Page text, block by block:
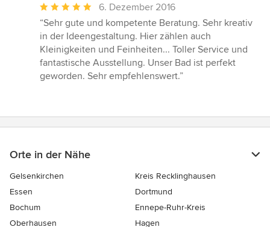
Durchschnittliche
Bewertung:
5
von
5
Sternen
6. Dezember 2016
“Sehr gute und kompetente Beratung. Sehr kreativ
in der Ideengestaltung. Hier zählen auch
Kleinigkeiten und Feinheiten... Toller Service und
fantastische Ausstellung. Unser Bad ist perfekt
geworden. Sehr empfehlenswert.”
Orte in der Nähe
Gelsenkirchen
Kreis Recklinghausen
Essen
Dortmund
Bochum
Ennepe-Ruhr-Kreis
Oberhausen
Hagen